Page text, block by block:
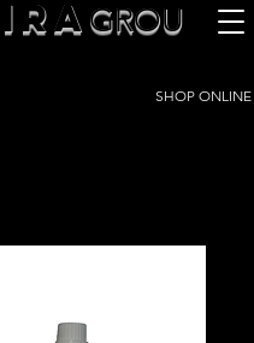
SHOP ONLINE
GROU